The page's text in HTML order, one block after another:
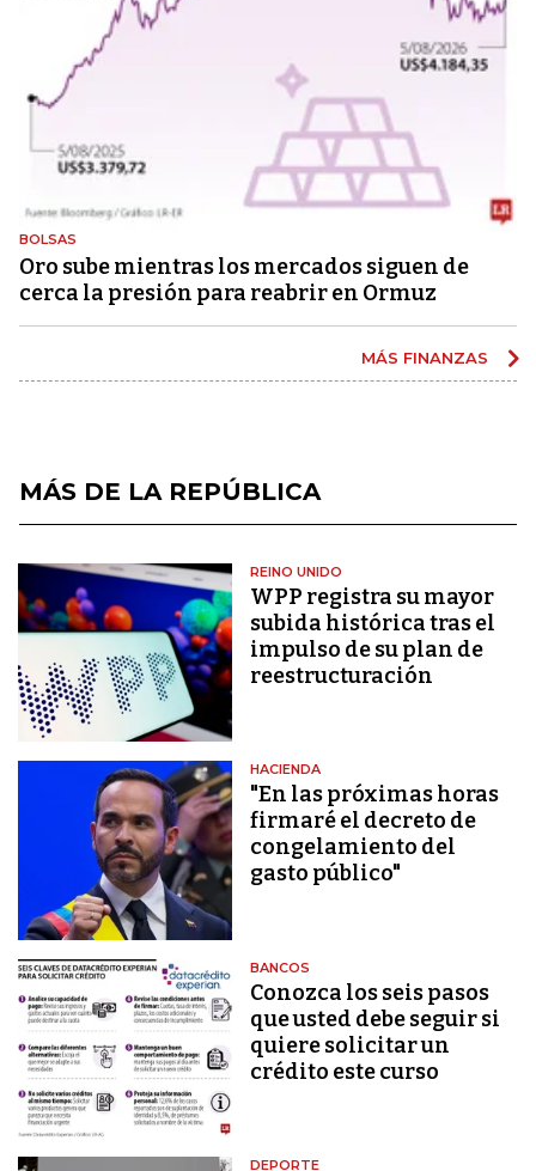
BOLSAS
Oro sube mientras los mercados siguen de
cerca la presión para reabrir en Ormuz
MÁS FINANZAS
MÁS DE LA REPÚBLICA
REINO UNIDO
WPP registra su mayor
subida histórica tras el
impulso de su plan de
reestructuración
HACIENDA
"En las próximas horas
firmaré el decreto de
congelamiento del
gasto público"
BANCOS
Conozca los seis pasos
que usted debe seguir si
quiere solicitar un
crédito este curso
DEPORTE